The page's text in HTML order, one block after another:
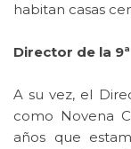
habitan casas
Director de la
A su vez, el
como Novena
años que